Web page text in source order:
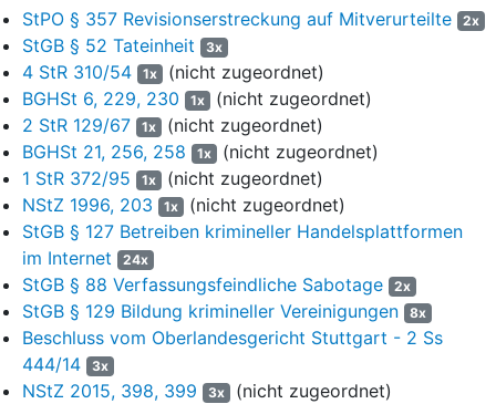
gegen den Angeklagten G. hat es eine Gesamtfreiheitsstrafe
von einem Jahr unter Strafaussetzung zur Bewährung verhängt,
gegen den Angeklagten C. eine Gesamtgeldstrafe von 60
Tagessätzen zu je 20 €, gegen den Angeklagten R. eine solche
von 90 Tagessätzen zu je 15 € sowie gegen den Angeklagten
E. eine Gesamtfreiheitsstrafe von einem Jahr und zwei
Monaten.
2
Gegen die Verurteilung im Fall 4 der Urteilsgründe (Bildung
bewaffneter Gruppen) wendet sich der Angeklagte N. mit
seiner Revision, mit der er die Verletzung materiellen Rechts
rügt. Er hat erklärt, das Rechtsmittel auf den Schuldspruch zu
diesem Fall zu beschränken. Die Revision erfasst indes auch
den von Fall 4 nicht trennbaren Schuldspruch zum Fall 5 der
Urteilsgründe (drei tateinheitliche Fälle der gefährlichen
Körperverletzung in Tateinheit mit zwei tateinheitlichen Fällen der
Bedrohung und mit Sachbeschädigung). In diesem Umfang der
StPO § 357 Revisionserstreckung auf Mitverurteilte 2x
StGB § 52 Tateinheit 3x
4 StR 310/54 1x (nicht zugeordnet)
BGHSt 6, 229, 230
1x (nicht zugeordnet)
2 StR 129/67
1x (nicht zugeordnet)
BGHSt 21, 256, 258
1x (nicht zugeordnet)
1 StR 372/95
1x (nicht zugeordnet)
NStZ 1996, 203
1x (nicht zugeordnet)
StGB § 127 Betreiben krimineller Handelsplattformen
im Internet
24x
StGB § 88 Verfassungsfeindliche Sabotage 2x
StGB § 129 Bildung krimineller Vereinigungen 8x
Beschluss vom Oberlandesgericht Stuttgart - 2 Ss
444/14
3x
NStZ 2015, 398, 399 3x (nicht zugeordnet)